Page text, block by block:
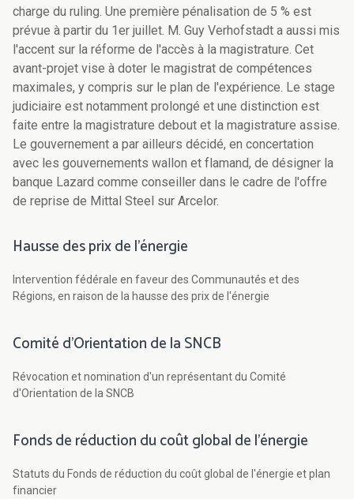
charge du ruling. Une première pénalisation de 5 % est
prévue à partir du 1er juillet. M. Guy Verhofstadt a aussi mis
l'accent sur la réforme de l'accès à la magistrature. Cet
avant-projet vise à doter le magistrat de compétences
maximales, y compris sur le plan de l'expérience. Le stage
judiciaire est notamment prolongé et une distinction est
faite entre la magistrature debout et la magistrature assise.
Le gouvernement a par ailleurs décidé, en concertation
avec les gouvernements wallon et flamand, de désigner la
banque Lazard comme conseiller dans le cadre de l'offre
de reprise de Mittal Steel sur Arcelor.
Hausse des prix de l'énergie
Intervention fédérale en faveur des Communautés et des
Régions, en raison de la hausse des prix de l'énergie
Comité d'Orientation de la SNCB
Révocation et nomination d'un représentant du Comité
d'Orientation de la SNCB
Fonds de réduction du coût global de l'énergie
Statuts du Fonds de réduction du coût global de l'énergie et plan
financier